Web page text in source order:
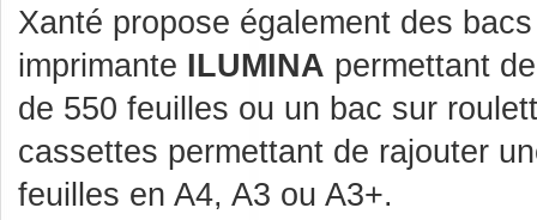
Xanté propose également des
imprimante ILUMINA permettant
de 550 feuilles ou un bac sur
cassettes permettant de rajouter
feuilles en A4, A3 ou A3+.